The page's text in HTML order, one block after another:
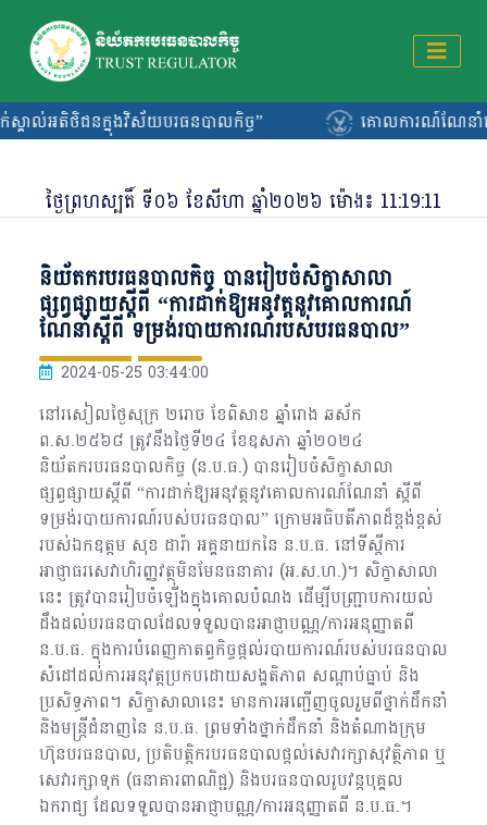
ថិជនក្នុងវិស័យបរធនបាលកិច្ច” គោលការណ៍ណែនាំលេខ ០០៥
ថ្ងៃ​ព្រហស្បតិ៍ ​ទី​០៦ ​ខែសីហា ឆ្នាំ២០២៦ ម៉ោង៖ 11:19:12
និយ័តករបរធនបាលកិច្ច បានរៀបចំសិក្ខាសាលា
ផ្សព្វផ្សាយស្ដីពី “ការដាក់ឱ្យអនុវត្តនូវគោលការណ៍
ណែនាំស្តីពី ទម្រង់របាយការណ៍របស់បរធនបាល”
2024-05-25 03:44:00
នៅរសៀលថ្ងៃសុក្រ ២រោច ខែពិសាខ ឆ្នាំរោង ឆស័ក
ព.ស.២៥៦៨ ត្រូវនឹងថ្ងៃទី២៤ ខែឧសភា ឆ្នាំ២០២៤
និយ័តករបរធនបាលកិច្ច (ន.ប.ធ.) បានរៀបចំសិក្ខាសាលា
ផ្សព្វផ្សាយស្តីពី “ការដាក់ឱ្យអនុវត្តនូវគោលការណ៍ណែនាំ ស្តីពី
ទម្រង់របាយការណ៍របស់បរធនបាល” ក្រោមអធិបតីភាពដ៏ខ្ពង់ខ្ពស់
របស់ឯកឧត្តម សុខ ដារ៉ា អគ្គនាយកនៃ ន.ប.ធ. នៅទីស្តីការ
អាជ្ញាធរសេវាហិរញ្ញវត្ថុមិនមែនធនាគារ (អ.ស.ហ.)។ សិក្ខាសាលា
នេះ ត្រូវបានរៀបចំឡើងក្នុងគោលបំណង ដើម្បីបញ្ជ្រាបការយល់
ដឹងដល់បរធនបាលដែលទទួលបានអាជ្ញាបណ្ណ/ការអនុញ្ញាតពី
ន.ប.ធ. ក្នុងការបំពេញកាតព្វកិច្ចផ្តល់របាយការណ៍របស់បរធនបាល
សំដៅដល់ការអនុវត្តប្រកបដោយសង្គតិភាព សណ្តាប់ធ្នាប់ និង
ប្រសិទ្ធភាព។ សិក្ខាសាលានេះ មានការអញ្ជើញចូលរួមពីថ្នាក់ដឹកនាំ
និងមន្ដ្រីជំនាញនៃ ន.ប.ធ. ព្រមទាំងថ្នាក់ដឹកនាំ និងតំណាងក្រុម
ហ៊ុនបរធនបាល, ប្រតិបត្តិករបរធនបាលផ្ដល់សេវារក្សាសុវត្ថិភាព ឬ
សេវារក្សាទុក (ធនាគារពាណិជ្ជ) និងបរធនបាលរូបវន្តបុគ្គល
ឯករាជ្យ ដែលទទួលបានអាជ្ញាបណ្ណ/ការអនុញ្ញាតពី ន.ប.ធ.។